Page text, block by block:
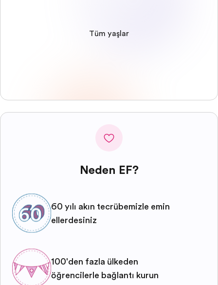
Tüm yaşlar
Neden EF?
60 yılı aşkın tecrübemizle emin
ellerdesiniz
100'den fazla ülkeden
öğrencilerle bağlantı kurun